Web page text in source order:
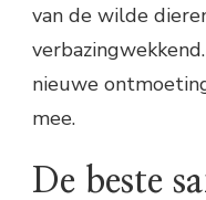
van de wilde
nieuwe
mee.
De beste